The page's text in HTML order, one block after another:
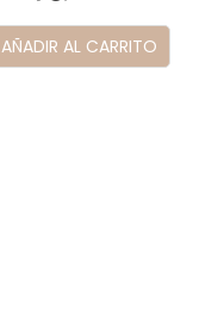
AÑADIR AL CARRITO